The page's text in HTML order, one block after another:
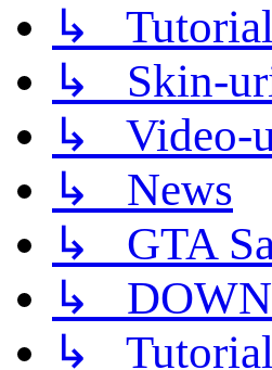
↳
↳ Skin-
↳ Video-
↳ News
↳ GTA
↳
↳